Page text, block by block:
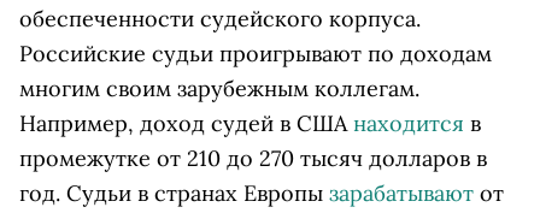
обеспеченности судейского корпуса.
Российские судьи проигрывают по доходам
многим своим зарубежным коллегам.
Например, доход судей в СШАнаходится в
промежутке от 210 до 270 тысяч долларов в
год. Судьи в странах Европы зарабатывают от